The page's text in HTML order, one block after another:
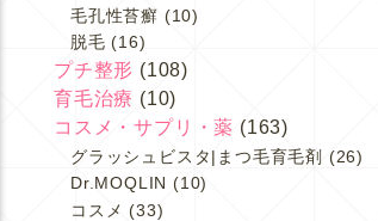
毛孔性苔癬 (10)
脱毛 (16)
プチ整形 (108)
育毛治療 (10)
コスメ・サプリ・薬 (163)
グラッシュビスタ|まつ毛育毛剤
(26)
Dr.MOQLIN (10)
コスメ (33)